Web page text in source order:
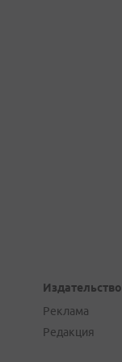
Издательство
Реклама
Редакция